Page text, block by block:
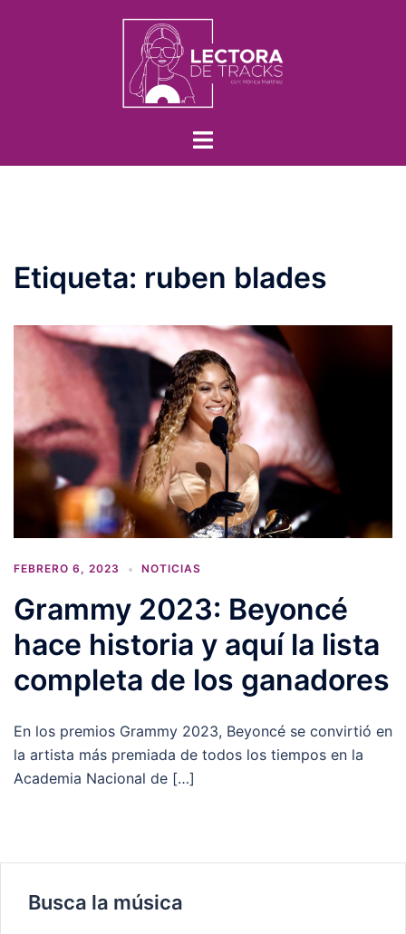
Etiqueta: ruben blades
FEBRERO 6, 2023 NOTICIAS
Grammy 2023: Beyoncé
hace historia y aquí la lista
completa de los ganadores
En los premios Grammy 2023, Beyoncé se convirtió en
la artista más premiada de todos los tiempos en la
Academia Nacional de […]
Busca la música